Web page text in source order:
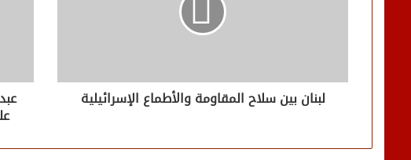
لبنان بين سلاح المقاومة والأطماع الإسرائيلية